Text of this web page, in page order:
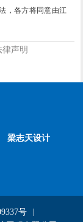
，各方将同意由江
律声明
梁志天设计
号